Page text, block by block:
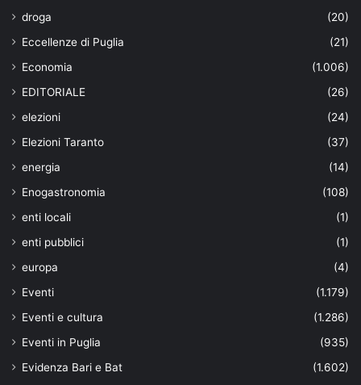
droga
(20)
Eccellenze di Puglia
(21)
Economia
(1.006)
EDITORIALE
(26)
elezioni
(24)
Elezioni Taranto
(37)
energia
(14)
Enogastronomia
(108)
enti locali
(1)
enti pubblici
(1)
europa
(4)
Eventi
(1.179)
Eventi e cultura
(1.286)
Eventi in Puglia
(935)
Evidenza Bari e Bat
(1.602)